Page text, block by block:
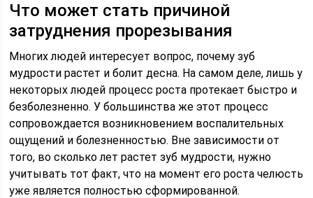
Что может стать причиной
затруднения прорезывания
Многих людей интересует вопрос, почему зуб
мудрости растет и болит десна. На самом деле, лишь у
некоторых людей процесс роста протекает быстро и
безболезненно. У большинства же этот процесс
сопровождается возникновением воспалительных
ощущений и болезненностью. Вне зависимости от
того, во сколько лет растет зуб мудрости, нужно
учитывать тот факт, что на момент его роста челюсть
уже является полностью сформированной.